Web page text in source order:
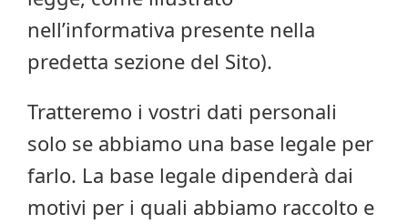
nell’informativa presente nella
predetta sezione del Sito).
Tratteremo i vostri dati personali
solo se abbiamo una base legale per
farlo. La base legale dipenderà dai
motivi per i quali abbiamo raccolto e